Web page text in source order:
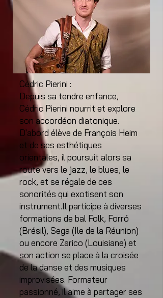
Cédric Pierini :
Depuis sa tendre enfance,
Cédric Pierini nourrit et explore
son accordéon diatonique.
D'abord élève de François Heim
et de ses esthétiques
orientales, il poursuit alors sa
route vers le jazz, le blues, le
rock, et se régale de ces
sonorités qui exotisent son
instrument.Il participe à diverses
formations de bal Folk, Forró
(Brésil), Sega (Ile de la Réunion)
ou encore Zarico (Louisiane) et
son action se place à la croisée
de la danse et des musiques
improvisées. Formateur
passionné, il aime à partager ses